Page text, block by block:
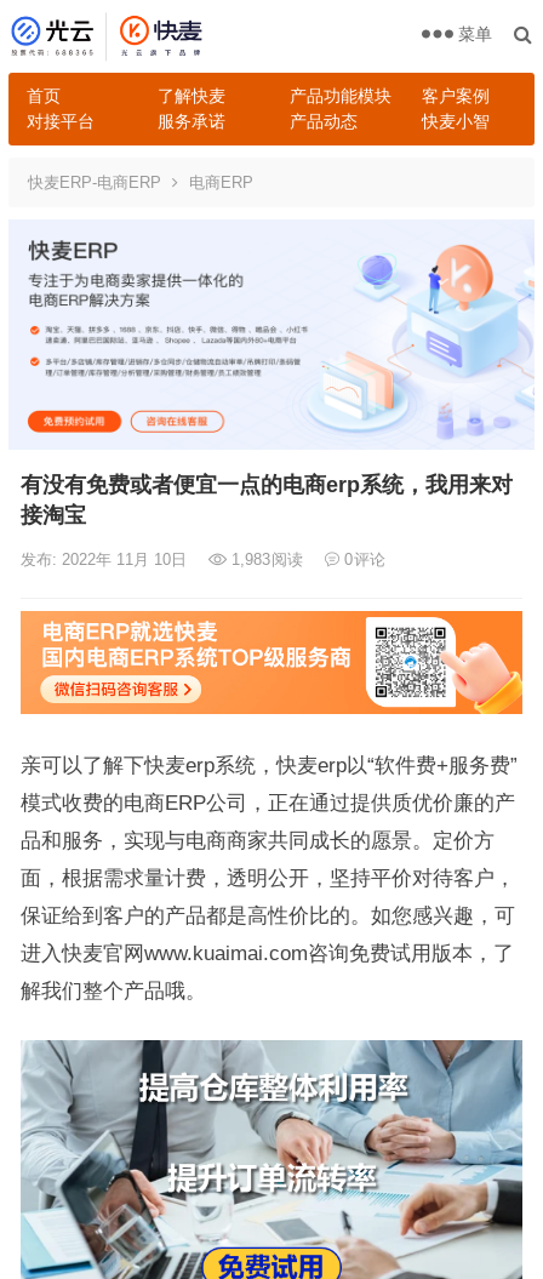
首页 了解快麦 产品功能模块
客户案例
对接平台
服务承诺 产品动态 快麦小智
菜单
快麦ERP-电商ERP 电商ERP
有没有免费或者便宜一点的电商erp系统，我用来对
接淘宝
发布: 2022年 11月 10日 1,983阅读 0评论
亲可以了解下快麦erp系统，快麦erp以“软件费+服务费”
模式收费的电商ERP公司，正在通过提供质优价廉的产
品和服务，实现与电商商家共同成长的愿景。定价方
面，根据需求量计费，透明公开，坚持平价对待客户，
保证给到客户的产品都是高性价比的。如您感兴趣，可
进入快麦官网www.kuaimai.com咨询免费试用版本，了
解我们整个产品哦。